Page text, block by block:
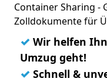
Container Sharing -
Zolldokumente für
✓ Wir helfen
Umzug geht!
✓ Schnell &